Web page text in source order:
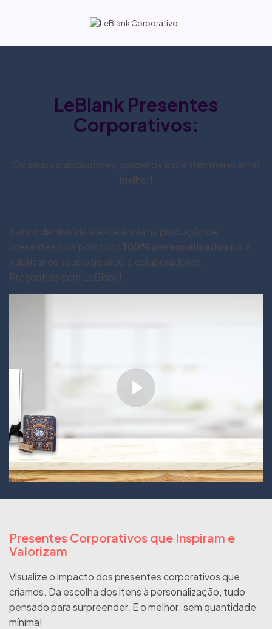
LeBlank Presentes
Corporativos:
Os seus colaboradores, parceiros e clientes merecem o
melhor!
6 anos de história e excelência na produção de
presentes coorporativos 100% personalizados para
valorizar os seus parceiros e colaboradores.
Presenteie com LeBlank!
Presentes Corporativos que Inspiram e
Valorizam
Visualize o impacto dos presentes corporativos que
criamos. Da escolha dos itens à personalização, tudo
pensado para surpreender. E o melhor: sem quantidade
mínima!